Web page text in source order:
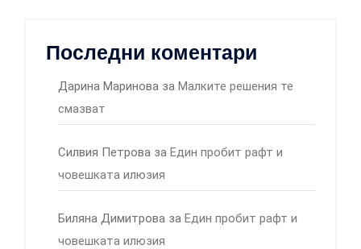
Последни коментари
Дарина Маринова за Малките решения те
смазват
Силвия Петрова за Един пробит рафт и
човешката илюзия
Биляна Димитрова за Един пробит рафт и
човешката илюзия